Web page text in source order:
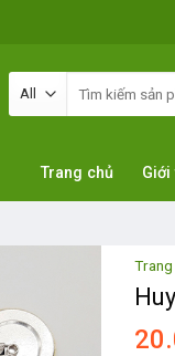
Trang chủ Giới